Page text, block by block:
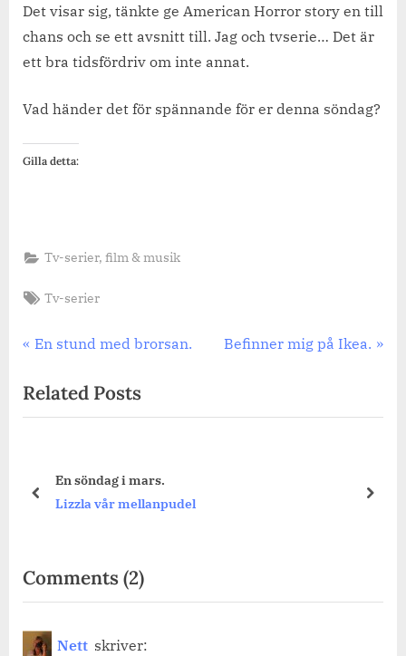
Det visar sig, tänkte ge American Horror story en till
chans och se ett avsnitt till. Jag och tvserie… Det är
ett bra tidsfördriv om inte annat.
Vad händer det för spännande för er denna söndag?
Gilla detta:
Tv-serier, film & musik
Tags:
Tv-serier
Inläggsnavigering
Previous
En stund med brorsan.
Next
Befinner mig på Ikea.
Related Posts
En söndag i mars.
Lizzla vår mellanpudel
prev next
Comments(2)on
“Godmorgon!”
Nett skriver: